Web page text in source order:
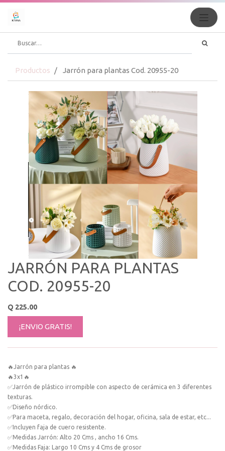
Productos Jarrón para plantas Cod. 20955-20
JARRÓN PARA PLANTAS
COD. 20955-20
Q 225.00
¡ENVIO GRATIS!
🔥Jarrón para plantas 🔥
🔥3x1🔥
✅Jarrón de plástico irrompible con aspecto de cerámica en 3 diferentes
texturas.
✅Diseño nórdico.
✅Para maceta, regalo, decoración del hogar, oficina, sala de estar, etc...
✅Incluyen faja de cuero resistente.
✅Medidas Jarrón: Alto 20 Cms , ancho 16 Cms.
✅Medidas Faja: Largo 10 Cms y 4 Cms de grosor